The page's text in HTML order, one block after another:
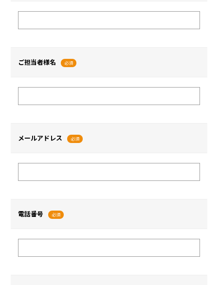
ご担当者様名 必須
メールアドレス 必須
電話番号 必須